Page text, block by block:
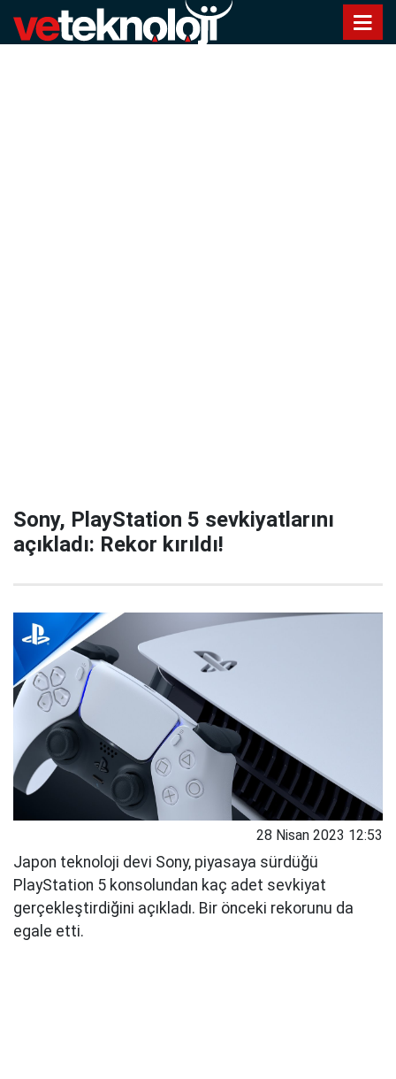
Sony, PlayStation 5 sevkiyatlarını
açıkladı: Rekor kırıldı!
28 Nisan 2023 12:53
Japon teknoloji devi Sony, piyasaya sürdüğü
PlayStation 5 konsolundan kaç adet sevkiyat
gerçekleştirdiğini açıkladı. Bir önceki rekorunu da
egale etti.